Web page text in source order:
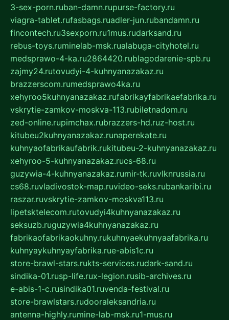
3-sex-porn.ruban-damn.rupurse-factory.ru
viagra-tablet.rufasbags.ruadler-jun.rubandamn.ru
fincontech.ru3sexporn.ru1mus.rudarksand.ru
rebus-toys.ruminelab-msk.rualabuga-cityhotel.ru
medsprawo-4-ka.ru2864420.rublagodarenie-spb.ru
zajmy24.rutovudyi-4-kuhnyanazakaz.ru
brazzerscom.rumedsprawo4ka.ru
xehyroo5kuhnyanazakaz.rufabrikayfabrikaefabrika.ru
vskrytie-zamkov-moskva-113.rubiletnadom.ru
zed-online.rupimchax.rubrazzers-hd.ruz-host.ru
kitubeu2kuhnyanazakaz.runaperekate.ru
kuhnyaofabrikaufabrik.rukitubeu-2-kuhnyanazakaz.ru
xehyroo-5-kuhnyanazakaz.rucs-68.ru
guzywia-4-kuhnyanazakaz.rumir-tk.ruvlknrussia.ru
cs68.ruvladivostok-map.ruvideo-seks.rubankaribi.ru
raszar.ruvskrytie-zamkov-moskva113.ru
lipetsktelecom.rutovudyi4kuhnyanazakaz.ru
seksuzb.ruguzywia4kuhnyanazakaz.ru
fabrikaofabrikaokuhny.rukuhnyaekuhnyaafabrika.ru
kuhnyaykuhnyayfabrika.rue-abis1c.ru
store-brawl-stars.rukts-services.rudark-sand.ru
sindika-01.rusp-life.rux-legion.rusib-archives.ru
e-abis-1-c.rusindika01.ruvenda-festival.ru
store-brawlstars.rudooraleksandria.ru
antenna-highly.rumine-lab-msk.ru1-mus.ru